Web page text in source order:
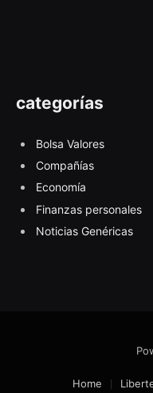
categorías
Bolsa Valores
Compañías
Economía
Finanzas personales
Noticias Genéricas
Home